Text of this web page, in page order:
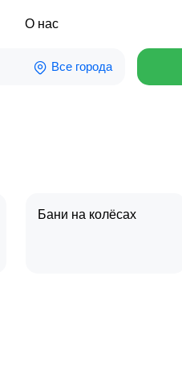
О нас
Все города
Бани на колёсах